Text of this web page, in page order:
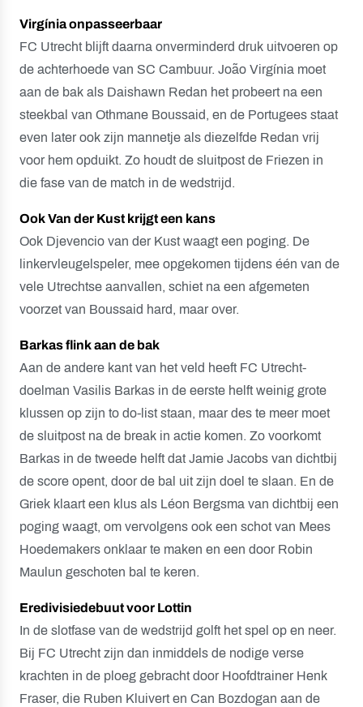
Virgínia onpasseerbaar
FC Utrecht blijft daarna onverminderd druk uitvoeren op
de achterhoede van SC Cambuur. João Virgínia moet
aan de bak als Daishawn Redan het probeert na een
steekbal van Othmane Boussaid, en de Portugees staat
even later ook zijn mannetje als diezelfde Redan vrij
voor hem opduikt. Zo houdt de sluitpost de Friezen in
die fase van de match in de wedstrijd.
Ook Van der Kust krijgt een kans
Ook Djevencio van der Kust waagt een poging. De
linkervleugelspeler, mee opgekomen tijdens één van de
vele Utrechtse aanvallen, schiet na een afgemeten
voorzet van Boussaid hard, maar over.
Barkas flink aan de bak
Aan de andere kant van het veld heeft FC Utrecht-
doelman Vasilis Barkas in de eerste helft weinig grote
klussen op zijn to do-list staan, maar des te meer moet
de sluitpost na de break in actie komen. Zo voorkomt
Barkas in de tweede helft dat Jamie Jacobs van dichtbij
de score opent, door de bal uit zijn doel te slaan. En de
Griek klaart een klus als Léon Bergsma van dichtbij een
poging waagt, om vervolgens ook een schot van Mees
Hoedemakers onklaar te maken en een door Robin
Maulun geschoten bal te keren.
Eredivisiedebuut voor Lottin
In de slotfase van de wedstrijd golft het spel op en neer.
Bij FC Utrecht zijn dan inmiddels de nodige verse
krachten in de ploeg gebracht door Hoofdtrainer Henk
Fraser, die Ruben Kluivert en Can Bozdogan aan de